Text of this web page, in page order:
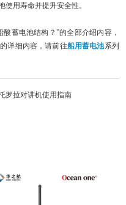
用寿命并提升安全性。
蓄电池结构？”的全部介绍内容，
详细内容，请前往船用蓄电池系列
罗拉对讲机使用指南